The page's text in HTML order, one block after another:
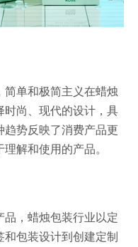
单和极简主义在蜡烛
尚、现代的设计，具
势反映了消费产品更
解和使用的产品。
，蜡烛包装行业以定
包装设计到创建定制